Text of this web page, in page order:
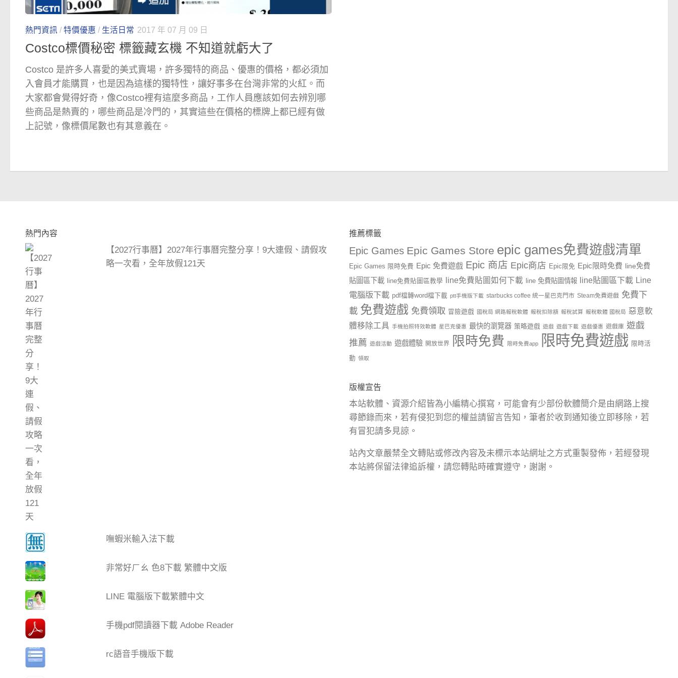
熱門資訊 / 特價優惠 / 生活日常 2017 年 07 月 09 日
Costco標價秘密 標籤藏玄機 不知道就虧大了
Costco 是許多人喜愛的美式賣場，許多獨特的商品、優惠的價格，都必須加
入會員才能購買，也是因為這樣的獨特性，讓好事多在台灣非常的火紅。而
大家都會覺得好奇，像Costco裡有這麼多商品，工作人員應該如何去辨別哪
些商品是熱賣的，哪些商品是冷門的，其實這些在價格的標牌上都已經有做
上記號，像標價尾數也有其意義在。
熱門內容
【2027行事曆】2027年行事曆完整分享！9大連假、請假攻
略一次看，全年放假121天
嘸蝦米輸入法下載
非常好ㄏㄠ 色8下載 繁體中文版
LINE 電腦版下載繁體中文
手機pdf閱讀器下載 Adobe Reader
rc語音手機版下載
推薦標籤
Epic Games Epic Games Store epic games免費遊戲清單
Epic Games 限時免費 Epic 免費遊戲 Epic 商店 Epic商店 Epic限免 Epic限時免費 line免費
貼圖區下載
line免費貼圖區教學 line免費貼圖如何下載 line 免費貼圖情報 line貼圖區下載 Line
電腦版下載 pdf檔轉word檔下載 ptt手機版下載 starbucks coffee 統一星巴克門市 Steam免費遊戲 免費下
載 免費遊戲 免費領取 冒險遊戲 國稅局 網路報稅軟體 報稅扣除額 報稅試算 報稅軟體 國稅局 惡意軟
體移除工具 手機拍照特效軟體 星巴克優惠 最快的瀏覽器 策略遊戲 遊戲 遊戲下載 遊戲優惠 遊戲庫 遊戲
推薦 遊戲活動 遊戲體驗 開放世界 限時免費 限時免費app 限時免費遊戲 限時活
動 領取
版權宣告
本站軟體、資源介紹皆為小編精心撰寫，可能會有少部份軟體簡介是由網路上搜
尋節錄而來，若有侵犯到您的權益請留言告知，筆者於收到通知後立即移除，若
有冒犯請多見諒。
站內文章嚴禁全文轉貼或修改內容及未標示本站網址之方式重製發佈，若經發現
本站將保留法律追訴權，請您轉貼時確實遵守，謝謝。